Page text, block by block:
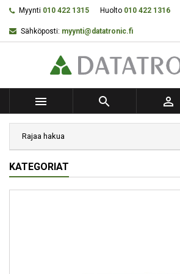
Myynti 010 422 1315 Huolto 010 422 1316
Sähköposti: myynti@datatronic.fi
  
Rajaa hakua
KATEGORIAT